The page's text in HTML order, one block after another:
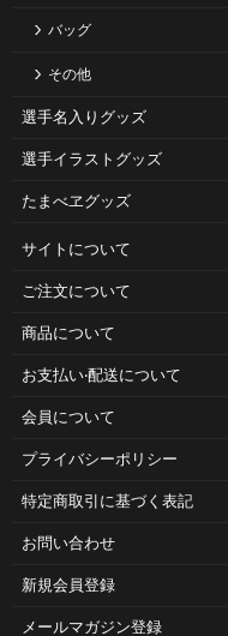
バッグ
その他
選手名入りグッズ
選手イラストグッズ
たまべヱグッズ
サイトについて
ご注⽂について
商品について
お⽀払い‧配送について
会員について
プライバシーポリシー
特定商取引に基づく表記
お問い合わせ
新規会員登録
メールマガジン登録